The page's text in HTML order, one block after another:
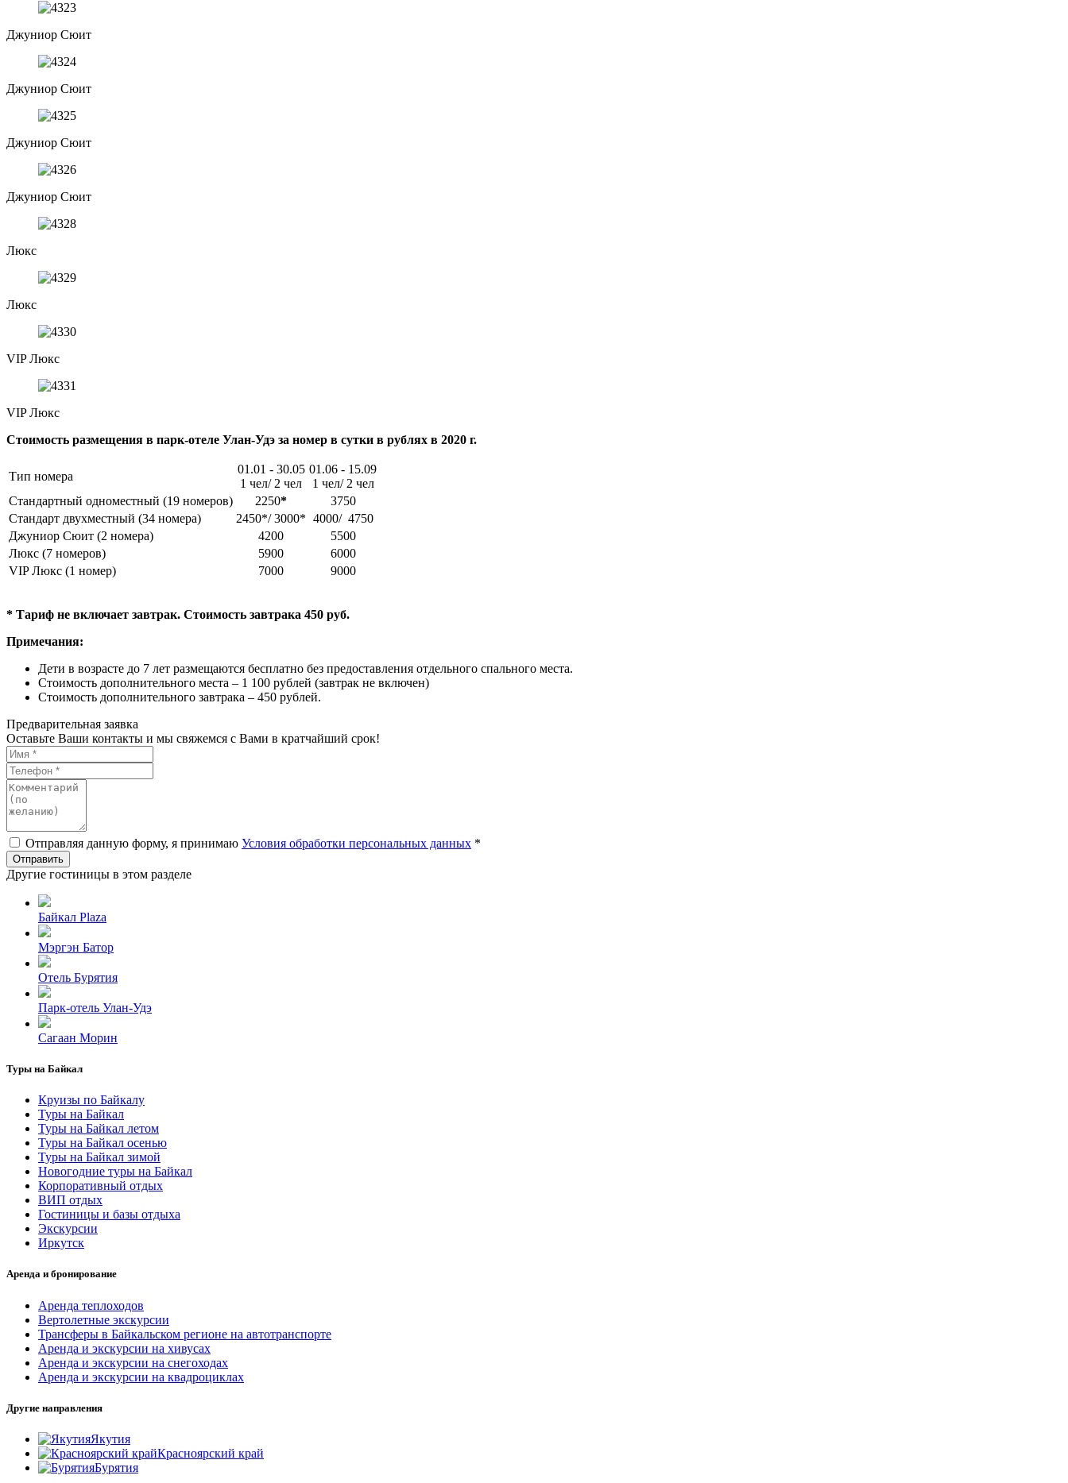
Джуниор Сюит
Джуниор Сюит
Джуниор Сюит
Джуниор Сюит
Люкс
Люкс
VIP Люкс
VIP Люкс
Стоимость размещения в парк-отеле Улан-Удэ за номер в сутки в рублях в 2020 г.
Тип номера
01.01 - 30.05
1 чел/ 2 чел
01.06 - 15.09
1 чел/ 2 чел
Стандартный одноместный (19 номеров)
2250*
3750
Стандарт двухместный (34 номера)
2450*/ 3000* 4000/ 4750
Джуниор Сюит (2 номера)
4200
5500
Люкс (7 номеров)
5900
6000
VIP Люкс (1 номер)
7000 9000
* Тариф не включает завтрак. Стоимость завтрака 450 руб.
Примечания:
Дети в возрасте до 7 лет размещаются бесплатно без предоставления отдельного спального места.
Стоимость дополнительного места – 1 100 рублей (завтрак не включен)
Стоимость дополнительного завтрака – 450 рублей.
Предварительная заявка
Оставьте Ваши контакты и мы свяжемся с Вами в кратчайший срок!
Отправляя данную форму, я принимаю Условия обработки персональных данных *
Отправить
Другие гостиницы в этом разделе
Байкал Plaza
Мэргэн Батор
Отель Бурятия
Парк-отель Улан-Удэ
Сагаан Морин
Туры на Байкал
Круизы по Байкалу
Туры на Байкал
Туры на Байкал летом
Туры на Байкал осенью
Туры на Байкал зимой
Новогодние туры на Байкал
Корпоративный отдых
ВИП отдых
Гостиницы и базы отдыха
Экскурсии
Иркутск
Аренда и бронирование
Аренда теплоходов
Вертолетные экскурсии
Трансферы в Байкальском регионе на автотранспорте
Аренда и экскурсии на хивусах
Аренда и экскурсии на снегоходах
Аренда и экскурсии на квадроциклах
Другие направления
Якутия
Красноярский край
Бурятия